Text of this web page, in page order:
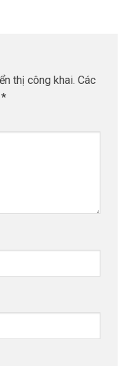
thị công khai. Các
*